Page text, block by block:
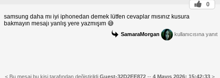
0
samsung daha mı iyi iphonedan demek lütfen cevaplar mısınız kusura
bakmayın mesajı yanlış yere yazmışım 😅
SamaraMorgan kullanıcısına yanıt
< Bu mesaj bu kişi tarafından değiştirildi Guest-32D2EE872 -- 4 Mayıs 2026; 15:42:33 >